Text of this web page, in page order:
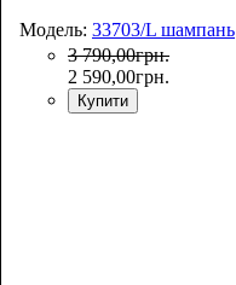
Модель: 33703/L шампань
3 790,00грн.
2 590,00грн.
Купити